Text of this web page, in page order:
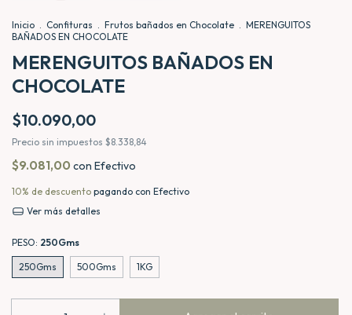
Inicio . Confituras . Frutos bañados en Chocolate . MERENGUITOS
BAÑADOS EN CHOCOLATE
MERENGUITOS BAÑADOS EN
CHOCOLATE
$10.090,00
Precio sin impuestos $8.338,84
$9.081,00 con Efectivo
10% de descuento pagando con Efectivo
Ver más detalles
PESO: 250Gms
250Gms 500Gms 1KG